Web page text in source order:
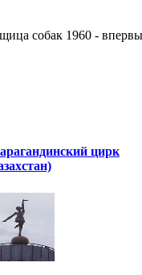
собак 1960 -
цирк